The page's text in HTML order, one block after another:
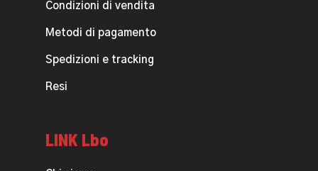
Condizioni di vendita
Metodi di pagamento
Spedizioni e tracking
Resi
LINK Lbo